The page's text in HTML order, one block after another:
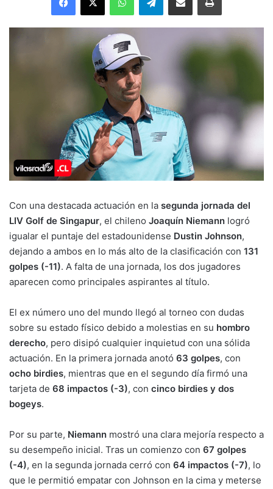
Con una destacada actuación en la segunda jornada del
LIV Golf de Singapur, el chileno Joaquín Niemann logró
igualar el puntaje del estadounidense Dustin Johnson,
dejando a ambos en lo más alto de la clasificación con 131
golpes (-11). A falta de una jornada, los dos jugadores
aparecen como principales aspirantes al título.
El ex número uno del mundo llegó al torneo con dudas
sobre su estado físico debido a molestias en su hombro
derecho, pero disipó cualquier inquietud con una sólida
actuación. En la primera jornada anotó 63 golpes, con
ocho birdies, mientras que en el segundo día firmó una
tarjeta de 68 impactos (-3), con cinco birdies y dos
bogeys.
Por su parte, Niemann mostró una clara mejoría respecto a
su desempeño inicial. Tras un comienzo con 67 golpes
(-4), en la segunda jornada cerró con 64 impactos (-7), lo
que le permitió empatar con Johnson en la cima y meterse